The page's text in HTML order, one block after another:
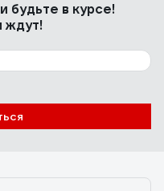
будьте в курсе!
ждут!